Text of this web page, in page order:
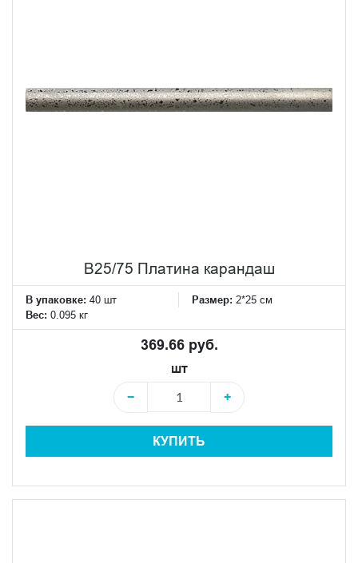
B25/75 Платина карандаш
В упаковке: 40 шт Размер: 2*25 см
Вес: 0.095 кг
369.66 руб.
шт
−
+
КУПИТЬ